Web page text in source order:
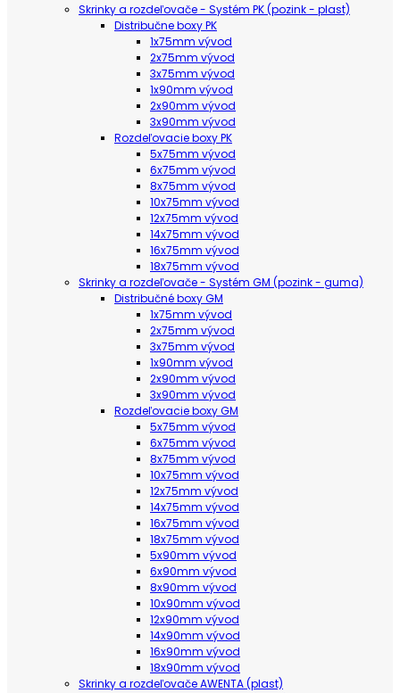
Skrinky a rozdeľovače - Systém PK (pozink - plast)
Distribučne boxy PK
1x75mm vývod
2x75mm vývod
3x75mm vývod
1x90mm vývod
2x90mm vývod
3x90mm vývod
Rozdeľovacie boxy PK
5x75mm vývod
6x75mm vývod
8x75mm vývod
10x75mm vývod
12x75mm vývod
14x75mm vývod
16x75mm vývod
18x75mm vývod
Skrinky a rozdeľovače - Systém GM (pozink - guma)
Distribučné boxy GM
1x75mm vývod
2x75mm vývod
3x75mm vývod
1x90mm vývod
2x90mm vývod
3x90mm vývod
Rozdeľovacie boxy GM
5x75mm vývod
6x75mm vývod
8x75mm vývod
10x75mm vývod
12x75mm vývod
14x75mm vývod
16x75mm vývod
18x75mm vývod
5x90mm vývod
6x90mm vývod
8x90mm vývod
10x90mm vývod
12x90mm vývod
14x90mm vývod
16x90mm vývod
18x90mm vývod
Skrinky a rozdeľovače AWENTA (plast)